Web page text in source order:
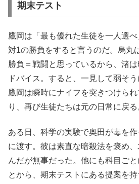
期末テスト
鷹岡は「最も優れた生徒を一人選
対1の勝負をすると言うのだ。烏丸
勝負＝戦闘と思っているから、渚
ドバイス。すると、一見して弱そ
鷹岡は瞬時にナイフを突きつけら
り、再び生徒たちは元の日常に戻る
ある日、科学の実験で奥田が毒を
に渡す。彼は素直な暗殺法を褒め
んだが無事だった。他にも科目ご
とから、期末テストにある提案を